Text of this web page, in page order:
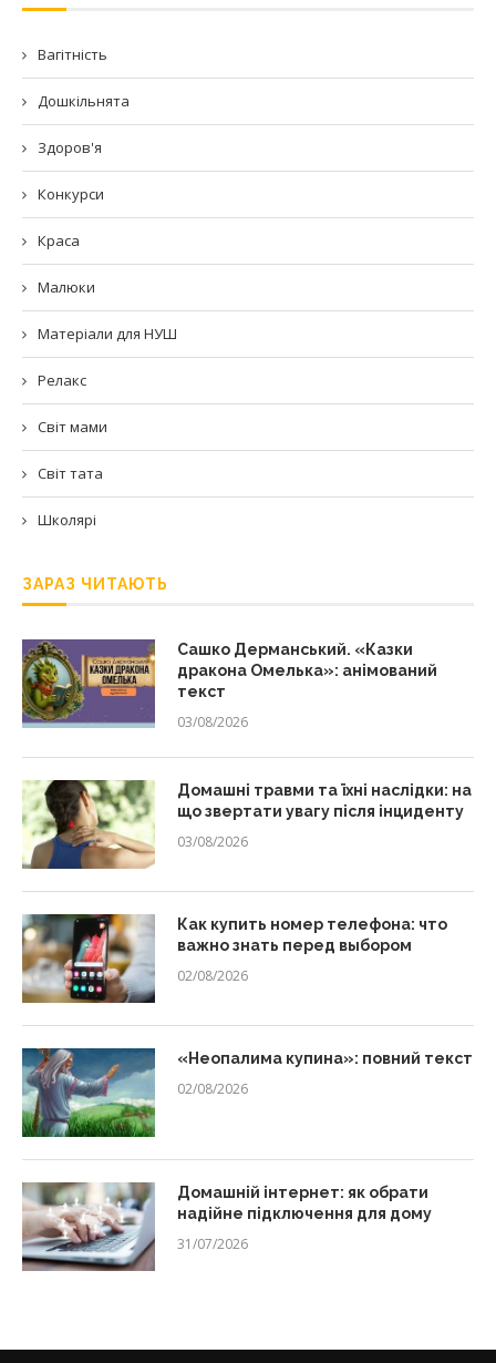
Вагітність
Дошкільнята
Здоров'я
Конкурси
Краса
Малюки
Матеріали для НУШ
Релакс
Світ мами
Світ тата
Школярі
ЗАРАЗ ЧИТАЮТЬ
Сашко Дерманський. «Казки
дракона Омелька»: анімований
текст
03/08/2026
Домашні травми та їхні наслідки: на
що звертати увагу після інциденту
03/08/2026
Как купить номер телефона: что
важно знать перед выбором
02/08/2026
«Неопалима купина»: повний текст
02/08/2026
Домашній інтернет: як обрати
надійне підключення для дому
31/07/2026